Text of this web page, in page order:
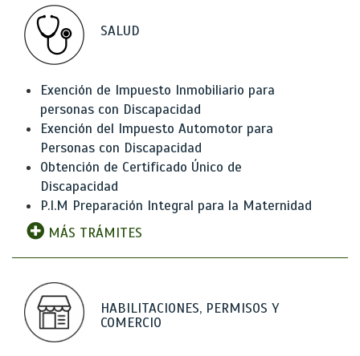
SALUD
Exención de Impuesto Inmobiliario para
personas con Discapacidad
Exención del Impuesto Automotor para
Personas con Discapacidad
Obtención de Certificado Único de
Discapacidad
P.I.M Preparación Integral para la Maternidad
MÁS TRÁMITES
HABILITACIONES, PERMISOS Y
COMERCIO